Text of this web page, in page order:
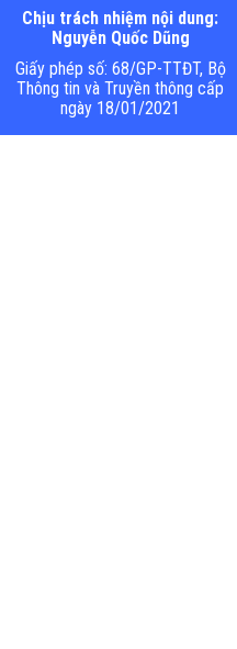
Chịu trách nhiệm nội dung:
Nguyễn Quốc Dũng
Giấy phép số: 68/GP-TTĐT, Bộ
Thông tin và Truyền thông cấp
ngày 18/01/2021